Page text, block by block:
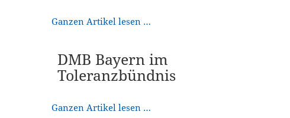
Ganzen Artikel lesen …
DMB Bayern im
Toleranzbündnis
Ganzen Artikel lesen …